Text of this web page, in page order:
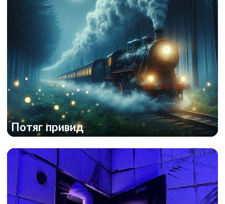
Потяг привид